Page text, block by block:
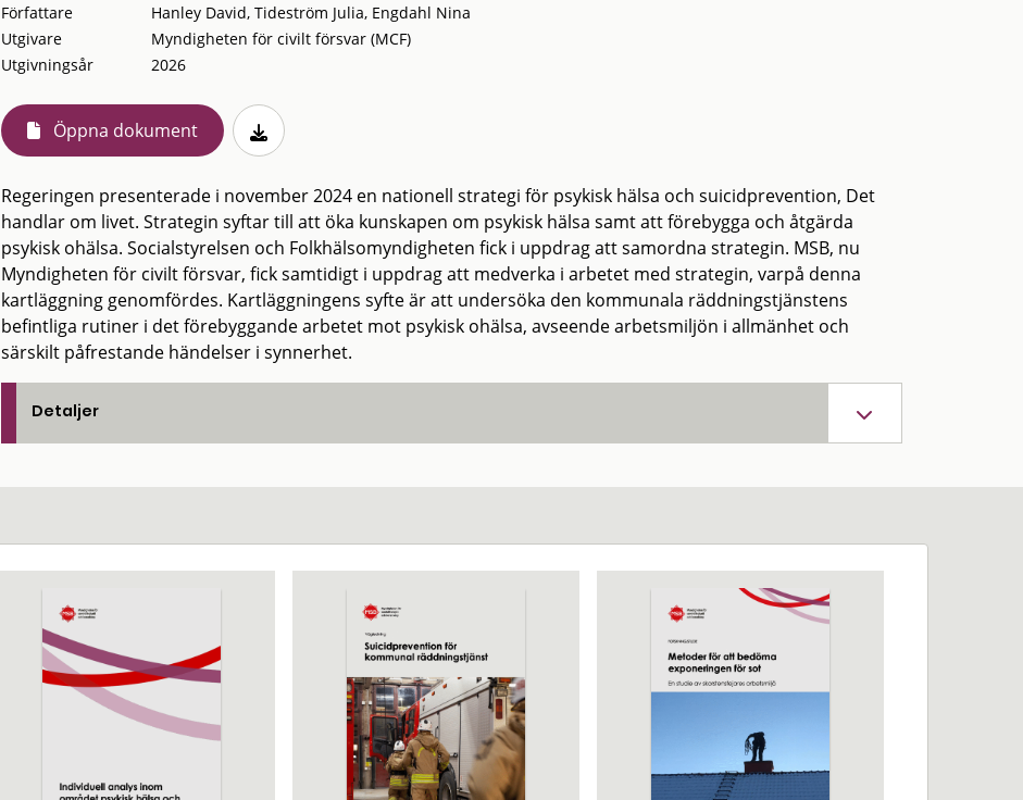
Författare
Hanley David, Tideström Julia, Engdahl Nina
Utgivare
Myndigheten för civilt försvar (MCF)
Utgivningsår
2026
Öppna dokument
Regeringen presenterade i november 2024 en nationell strategi för psykisk hälsa och suicidprevention, Det
handlar om livet. Strategin syftar till att öka kunskapen om psykisk hälsa samt att förebygga och åtgärda
psykisk ohälsa. Socialstyrelsen och Folkhälsomyndigheten fick i uppdrag att samordna strategin. MSB, nu
Myndigheten för civilt försvar, fick samtidigt i uppdrag att medverka i arbetet med strategin, varpå denna
kartläggning genomfördes. Kartläggningens syfte är att undersöka den kommunala räddningstjänstens
befintliga rutiner i det förebyggande arbetet mot psykisk ohälsa, avseende arbetsmiljön i allmänhet och
särskilt påfrestande händelser i synnerhet.
Detaljer